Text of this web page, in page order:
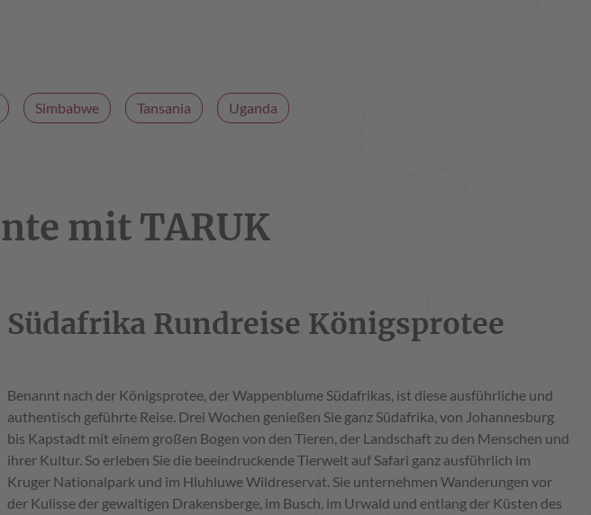
Simbabwe Tansania Uganda
mit TARUK
Südafrika Rundreise Königsprotee
Benannt nach der Königsprotee, der Wappenblume Südafrikas, ist diese ausführliche und
authentisch geführte Reise. Drei Wochen genießen Sie ganz Südafrika, von Johannesburg
bis Kapstadt mit einem großen Bogen von den Tieren, der Landschaft zu den Menschen und
ihrer Kultur. So erleben Sie die beeindruckende Tierwelt auf Safari ganz ausführlich im
Kruger Nationalpark und im Hluhluwe Wildreservat. Sie unternehmen Wanderungen vor
der Kulisse der gewaltigen Drakensberge, im Busch, im Urwald und entlang der Küsten des